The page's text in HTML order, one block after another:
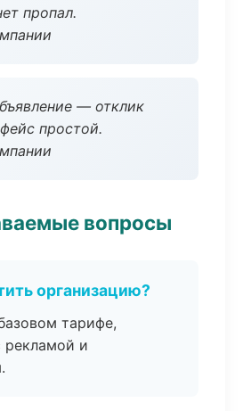
пропал.
— отклик
простой.
вопросы
организацию?
тарифе,
и